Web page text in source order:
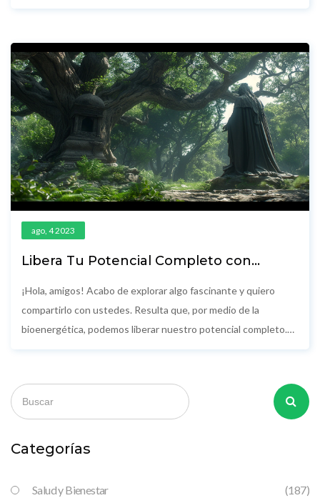
elevar nuestra vitalidad. Abordaremos temas clave como el
ejercicio físico, la alimentación y el manejo del estrés,
maximizando el potencial de nuestra energía para lograr un
estilo de vida más saludable y armónico.
ago, 4 2023
Libera Tu Potencial Completo con
¡Hola, amigos! Acabo de explorar algo fascinante y quiero
compartirlo con ustedes. Resulta que, por medio de la
bioenergética, podemos liberar nuestro potencial completo.
y maximizar nuestro rendimiento en todos los aspectos de la
vida. ¡Venga, a todos nos gusta un poco de superpoder! ¡Así
descubrir nuestro verdadero potencial!
Categorías
Salud y Bienestar (187)